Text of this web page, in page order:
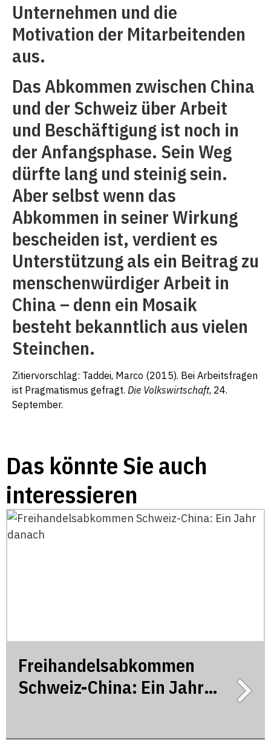
Unternehmen und die
Motivation der Mitarbeitenden
aus.
Das Abkommen zwischen China
und der Schweiz über Arbeit
und Beschäftigung ist noch in
der Anfangsphase. Sein Weg
dürfte lang und steinig sein.
Aber selbst wenn das
Abkommen in seiner Wirkung
bescheiden ist, verdient es
Unterstützung als ein Beitrag zu
menschenwürdiger Arbeit in
China – denn ein Mosaik
besteht bekanntlich aus vielen
Steinchen.
Zitiervorschlag: Taddei, Marco (2015). Bei Arbeitsfragen
ist Pragmatismus gefragt. Die Volkswirtschaft, 24.
September.
Das könnte Sie auch
interessieren
Freihandelsabkommen
Schweiz-China: Ein Jahr